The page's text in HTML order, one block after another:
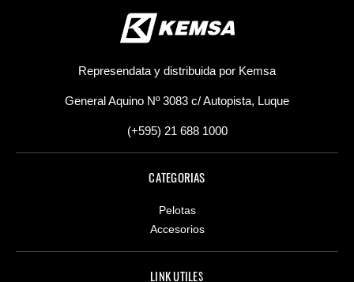
Represendata y distribuida por Kemsa
General Aquino Nº 3083 c/ Autopista, Luque
(+595) 21 688 1000
CATEGORIAS
Pelotas
Accesorios
LINK UTILES